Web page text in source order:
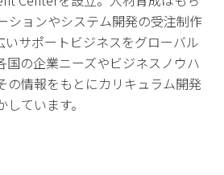
ションやシステム開発の受注制作
いサポートビジネスをグローバル
国の企業ニーズやビジネスノウハ
の情報をもとにカリキュラム開発
ています。